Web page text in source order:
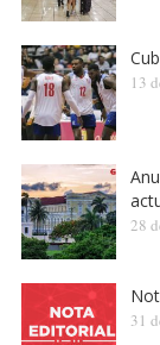
13
28
31